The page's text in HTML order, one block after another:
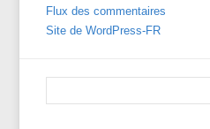
Flux des commentaires
Site de WordPress-FR